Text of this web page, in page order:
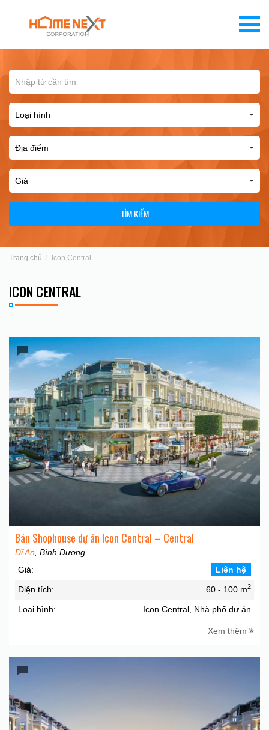
TÌM KIẾM
Trang chủ Icon Central
ICON CENTRAL
Bán Shophouse dự án Icon Central – Central
Dĩ An , Bình Dương
Giá:
Liên hệ
Diện tích: 60 - 100 m2
Loại hình: Icon Central, Nhà phố dự án
Xem thêm